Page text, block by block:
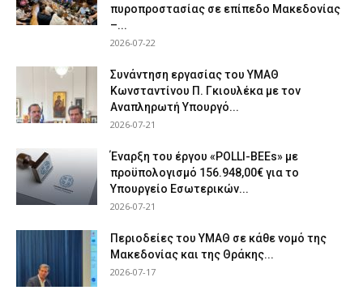
πυροπροστασίας σε επίπεδο Μακεδονίας
–...
2026-07-22
Συνάντηση εργασίας του ΥΜΑΘ
Κωνσταντίνου Π. Γκιουλέκα με τον
Αναπληρωτή Υπουργό...
2026-07-21
Έναρξη του έργου «POLLI-BEEs» με
προϋπολογισμό 156.948,00€ για το
Υπουργείο Εσωτερικών...
2026-07-21
Περιοδείες του ΥΜΑΘ σε κάθε νομό της
Μακεδονίας και της Θράκης...
2026-07-17